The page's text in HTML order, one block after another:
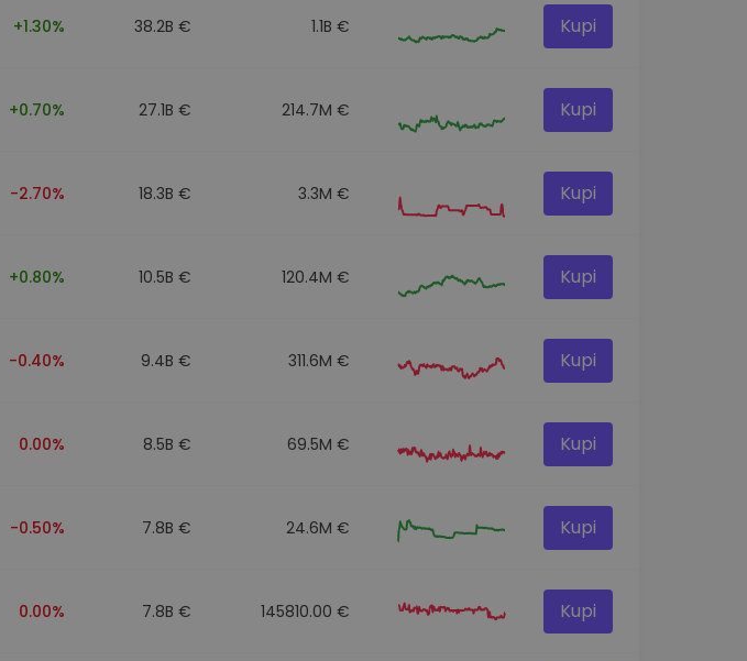
+1.30% 38.2B € 1.1B € Kupi
+0.70% 27.1B € 214.7M € Kupi
-2.70% 18.3B € 3.3M € Kupi
+0.80% 10.5B € 120.4M € Kupi
-0.40% 9.4B € 311.6M € Kupi
0.00% 8.5B € 69.5M € Kupi
-0.50% 7.8B € 24.6M € Kupi
0.00% 7.8B € 145810.00 € Kupi